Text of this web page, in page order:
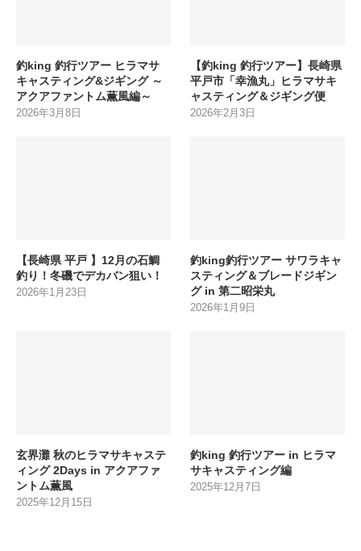
釣king 釣行ツアー ヒラマサ
キャスティング&ジギング ～
アクアファントム薫風編～
2026年3月8日
【釣king 釣行ツアー】長崎県
平戸市「幸漁丸」ヒラマサキ
ャスティング＆ジギング便
2026年2月3日
【長崎県 平戸 】12月の石鯛
釣り！冬磯でデカバン狙い！
2026年1月23日
釣king釣行ツアー サワラキャ
スティング＆ブレードジギン
グ in 第二昭栄丸
2026年1月9日
玄界灘 秋のヒラマサキャステ
ィング 2Days in アクアファ
ントム薫風
2025年12月15日
釣king 釣行ツアー in ヒラマ
サキャスティング編
2025年12月7日